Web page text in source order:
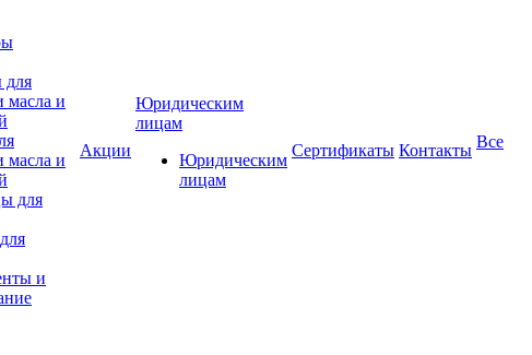
масла и
и
Акции
Юридическим
лицам
Юридическим
лицам
Сертификаты Контакты Все